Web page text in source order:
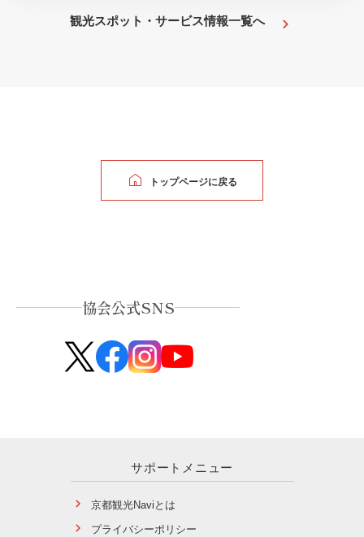
観光スポット・サービス情報一覧へ
トップページに戻る
協会公式SNS
サポートメニュー
京都観光Naviとは
プライバシーポリシー